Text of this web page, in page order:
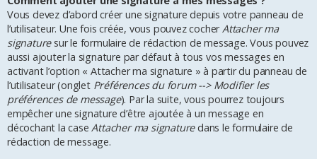
Vous devez d’abord créer une signature depuis votre panneau de
l’utilisateur. Une fois créée, vous pouvez cocherAttacher ma
signaturesur le formulaire de rédaction de message. Vous pouvez
aussi ajouter la signature par défaut à tous vos messages en
activant l’option « Attacher ma signature » à partir du panneau de
l’utilisateur (onglet Préférences du forum --> Modifier les
préférences de message). Par la suite, vous pourrez toujours
empêcher une signature d’être ajoutée à un message en
décochant la caseAttacher ma signaturedans le formulaire de
rédaction de message.